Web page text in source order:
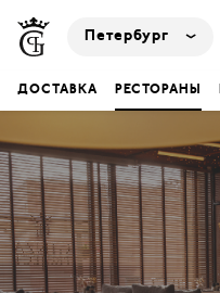
Петербург
ДОСТАВКА РЕСТОРАНЫ